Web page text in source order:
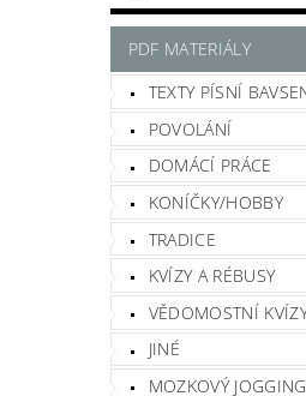
NAPIŠTE MI
PDF MATERIÁLY
TEXTY PÍSNÍ
POVOLÁNÍ
DOMÁCÍ PRÁCE
KONÍČKY/HOBBY
TRADICE
KVÍZY A RÉBUSY
VĚDOMOSTNÍ
JINÉ
MOZKOVÝ JOGGING